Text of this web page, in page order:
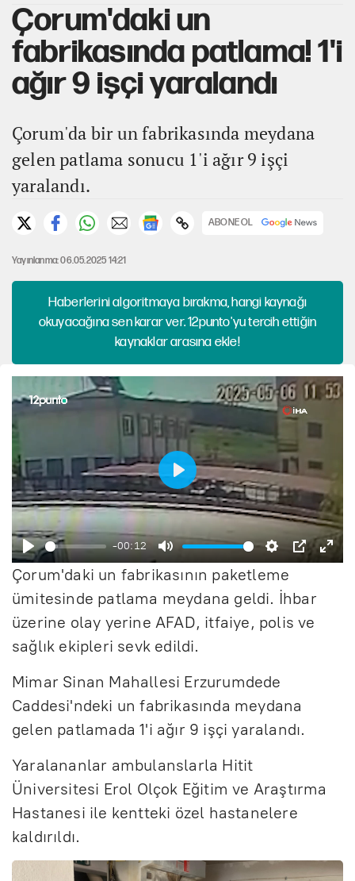
Çorum'daki un
fabrikasında patlama! 1'i
ağır 9 işçi yaralandı
Çorum'da bir un fabrikasında meydana
gelen patlama sonucu 1'i ağır 9 işçi
yaralandı.
ABONE OL
Yayınlanma: 06.05.2025 14:21
Haberlerini algoritmaya bırakma, hangi kaynağı
okuyacağına sen karar ver. 12punto'yu tercih ettiğin
kaynaklar arasına ekle!
B
a
ş
l
a
t
-00:12
S
e
s
s
i
z
A
a
l
a
r
P
I
P
E
r
B
a
ş
l
a
t
Çorum'daki un fabrikasının paketleme
ümitesinde patlama meydana geldi. İhbar
üzerine olay yerine AFAD, itfaiye, polis ve
sağlık ekipleri sevk edildi.
Mimar Sinan Mahallesi Erzurumdede
Caddesi'ndeki un fabrikasında meydana
gelen patlamada 1'i ağır 9 işçi yaralandı.
Yaralananlar ambulanslarla Hitit
Üniversitesi Erol Olçok Eğitim ve Araştırma
Hastanesi ile kentteki özel hastanelere
kaldırıldı.